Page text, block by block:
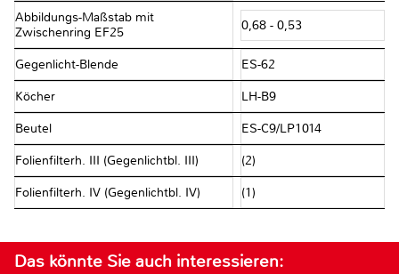
Abbildungs-Maßstab mit
Zwischenring EF25
0,68 - 0,53
Gegenlicht-Blende ES-62
Köcher LH-B9
Beutel ES-C9/LP1014
Folienfilterh. III (Gegenlichtbl. III) (2)
Folienfilterh. IV (Gegenlichtbl. IV) (1)
Das könnte Sie auch interessieren: